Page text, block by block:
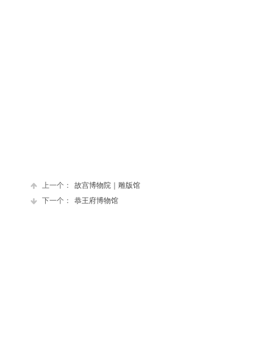
上一个：
故宫博物院｜雕版馆
下一个：
恭王府博物馆